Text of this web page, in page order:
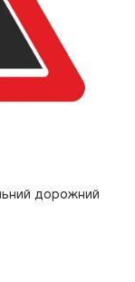
дорожний